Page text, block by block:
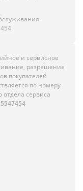
и сервисное
разрешение
покупателей
по номеру
отдела сервиса